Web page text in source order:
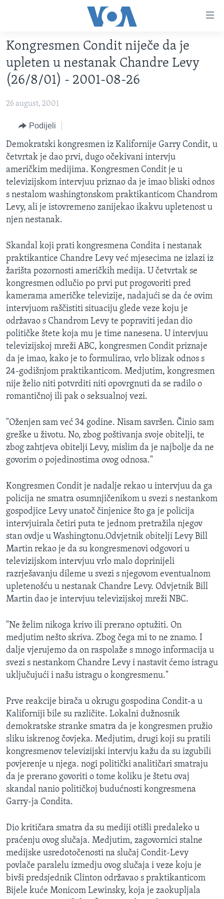
glavni
sadržaj
Pređi
na
glavnu
navigaciju
pretragu
TV PROGRAM
VIDEO
FOTOGRAFIJE DANA
VIJESTI
SJEDINJENE AMERIČKE DRŽAVE
BOSNA I HERCEGOVINA
SVIJET
NAUKA I TEHNOLOGIJA
SPECIJALNI PROJEKTI
KORUPCIJA
SLOBODA MEDIJA
ŽENSKA STRANA
IZBJEGLIČKA STRANA
O GLASU AMERIKE
Learning English
PRATITE NAS
Jezici
Kongresmen Condit niječe da je
upleten u nestanak Chandre Levy
(26/8/01) - 2001-08-26
26 august, 2001
Podijeli
Demokratski kongresmen iz Kalifornije Garry Condit, u
četvrtak je dao prvi, dugo očekivani intervju
američkim medijima. Kongresmen Condit je u
televizijskom intervjuu priznao da je imao bliski odnos
s nestalom washingtonskom praktikanticom Chandrom
Levy, ali je istovremeno zanijekao ikakvu upletenost u
njen nestanak.
Skandal koji prati kongresmena Condita i nestanak
praktikantice Chandre Levy već mjesecima ne izlazi iz
žarišta pozornosti američkih medija. U četvrtak se
kongresmen odlučio po prvi put progovoriti pred
kamerama američke televizije, nadajući se da će ovim
intervjuom raščistiti situaciju glede veze koju je
održavao s Chandrom Levy te popraviti jedan dio
političke štete koja mu je time nanesena. U intervjuu
televizijskoj mreži ABC, kongresmen Condit priznaje
da je imao, kako je to formulirao, vrlo blizak odnos s
24-godišnjom praktikanticom. Medjutim, kongresmen
nije želio niti potvrditi niti opovrgnuti da se radilo o
romantičnoj ili pak o seksualnoj vezi.
"Oženjen sam već 34 godine. Nisam savršen. Činio sam
greške u životu. No, zbog poštivanja svoje obitelji, te
zbog zahtjeva obitelji Levy, mislim da je najbolje da ne
govorim o pojedinostima ovog odnosa."
Kongresmen Condit je nadalje rekao u intervjuu da ga
policija ne smatra osumnjičenikom u svezi s nestankom
gospodjice Levy unatoč činjenice što ga je policija
intervjuirala četiri puta te jednom pretražila njegov
stan ovdje u Washingtonu.Odvjetnik obitelji Levy Bill
Martin rekao je da su kongresmenovi odgovori u
televizijskom intervjuu vrlo malo doprinijeli
razrješavanju dileme u svezi s njegovom eventualnom
upletenošću u nestanak Chandre Levy. Odvjetnik Bill
Martin dao je intervjuu televizijskoj mreži NBC.
"Ne želim nikoga krivo ili prerano optužiti. On
medjutim nešto skriva. Zbog čega mi to ne znamo. I
dalje vjerujemo da on raspolaže s mnogo informacija u
svezi s nestankom Chandre Levy i nastavit ćemo istragu
uključujući i našu istragu o kongresmenu."
Prve reakcije birača u okrugu gospodina Condit-a u
Kaliforniji bile su različite. Lokalni dužnosnik
demokratske stranke smatra da je kongresmen pružio
sliku iskrenog čovjeka. Medjutim, drugi koji su pratili
kongresmenov televizijski intervju kažu da su izgubili
povjerenje u njega. nogi politički analitičari smatraju
da je prerano govoriti o tome koliku je štetu ovaj
skandal nanio političkoj budućnosti kongresmena
Garry-ja Condita.
Dio kritičara smatra da su mediji otišli predaleko u
praćenju ovog slučaja. Medjutim, zagovornici stalne
medijske usredotočenosti na slučaj Condit-Levy
povlače paralelu izmedju ovog slučaja i veze koju je
bivši predsjednik Clinton održavao s praktikanticom
Bijele kuće Monicom Lewinsky, koja je zaokupljala